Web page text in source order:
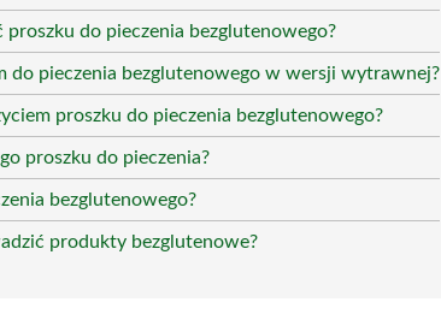
do pieczenia bezglutenowego?
do pieczenia bezglutenowego w wersji wytrawnej?
proszku do pieczenia bezglutenowego?
proszku do pieczenia?
bezglutenowego?
produkty bezglutenowe?